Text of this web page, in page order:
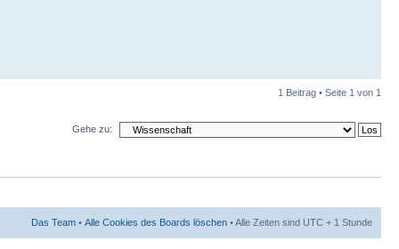
1 Beitrag • Seite 1 von 1
Gehe zu:
Das Team • Alle Cookies des Boards löschen • Alle Zeiten sind UTC + 1 Stunde